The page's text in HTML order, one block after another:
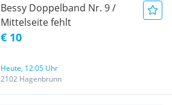
Bessy Doppelband Nr. 9 /
Mittelseite fehlt
€ 10
Heute, 12:05 Uhr
2102 Hagenbrunn